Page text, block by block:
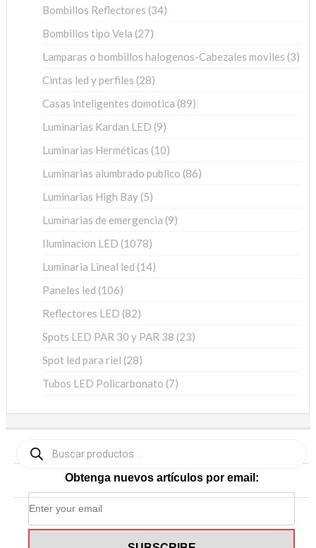
Bombillos Reflectores 3434
Bombillos tipo Vela 2727
Lamparas o bombillos halogenos-Cabezales moviles 33
Cintas led y perfiles 2828
Casas inteligentes domotica 8989
Luminarias Kardan LED 99
Luminarias Herméticas 1010
Luminarias alumbrado publico 8686
Luminarias High Bay 55
Luminarias de emergencia 99
Iluminacion LED 10781078
Luminaria Lineal led 1414
Paneles led 106106
Reflectores LED 8282
Spots LED PAR 30 y PAR 38 2323
Spot led para riel 2828
Tubos LED Policarbonato 77
productos
Obtenga nuevos artículos por email: